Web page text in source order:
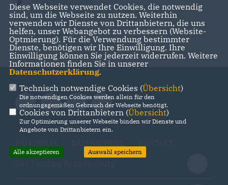
Schüler streiken
erneut für
besseren
Klimaschutz
Diese Webseite verwendet Cookies, die notwendig
sind, um die Webseite zu nutzen. Weiterhin
verwenden wir Dienste von Drittanbietern, die uns
helfen, unser Webangebot zu verbessern (Website-
Optmierung). Für die Verwendung bestimmter
Dienste, benötigen wir Ihre Einwilligung. Ihre
Einwilligung können Sie jederzeit widerrufen. Weitere
Informationen finden Sie in unserer
Datenschutzerklärung.
Technisch notwendige Cookies (Übersicht)
Die notwendigen Cookies werden allein für den
ordnungsgemäßen Gebrauch der Webseite benötigt.
Cookies von Drittanbietern (Übersicht)
Zur Optimierung unserer Webseite binden wir Dienste und
Angebote von Drittanbietern ein.
Alle akzeptieren Auswahl speichern